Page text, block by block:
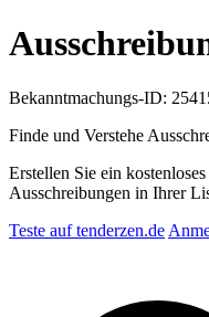
Bekanntmachungs-ID:
Finde und Verstehe
Erstellen Sie ein
Ausschreibungen in Ihrer
Teste auf tenderzen.de